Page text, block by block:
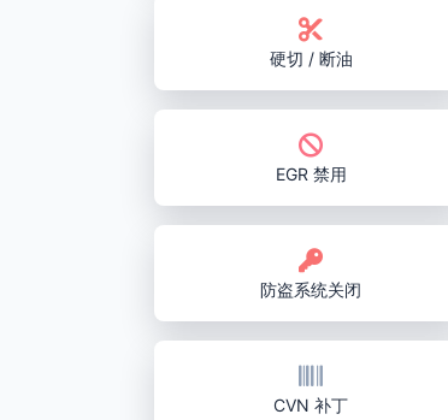
硬切 / 断油
EGR 禁用
防盗系统关闭
CVN 补丁